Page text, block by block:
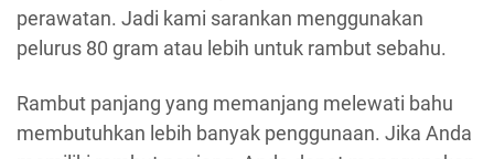
perawatan. Jadi kami sarankan menggunakan
pelurus 80 gram atau lebih untuk rambut sebahu.
Rambut panjang yang memanjang melewati bahu
membutuhkan lebih banyak penggunaan. Jika Anda